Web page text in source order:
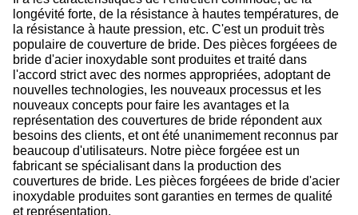
longévité forte, de la résistance à hautes températures, de
la résistance à haute pression, etc. C'est un produit très
populaire de couverture de bride. Des pièces forgéees de
bride d'acier inoxydable sont produites et traité dans
l'accord strict avec des normes appropriées, adoptant de
nouvelles technologies, les nouveaux processus et les
nouveaux concepts pour faire les avantages et la
représentation des couvertures de bride répondent aux
besoins des clients, et ont été unanimement reconnus par
beaucoup d'utilisateurs. Notre pièce forgéee est un
fabricant se spécialisant dans la production des
couvertures de bride. Les pièces forgéees de bride d'acier
inoxydable produites sont garanties en termes de qualité
et représentation.